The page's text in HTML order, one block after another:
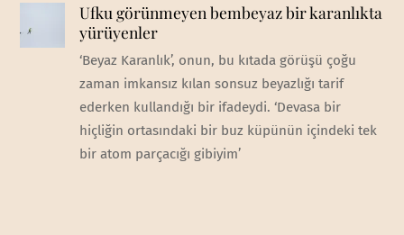
Ufku görünmeyen bembeyaz bir karanlıkta
yürüyenler
‘Beyaz Karanlık’, onun, bu kıtada görüşü çoğu
zaman imkansız kılan sonsuz beyazlığı tarif
ederken kullandığı bir ifadeydi. ‘Devasa bir
hiçliğin ortasındaki bir buz küpünün içindeki tek
bir atom parçacığı gibiyim’